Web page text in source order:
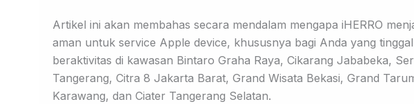
Artikel ini akan membahas secara mendalam mengapa iHERRO
aman untuk service Apple device, khususnya bagi Anda yang
beraktivitas di kawasan Bintaro Graha Raya, Cikarang Jababeka,
Tangerang, Citra 8 Jakarta Barat, Grand Wisata Bekasi, Grand
Karawang, dan Ciater Tangerang Selatan.